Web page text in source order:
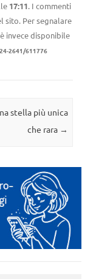
17:11. I commenti
sito. Per segnalare
invece disponibile
2641/611776
stella più unica
che rara →